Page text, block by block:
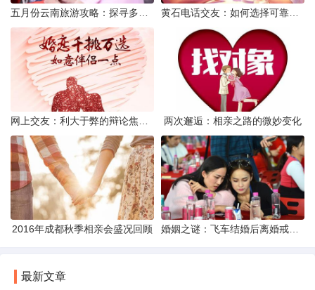
两次邂逅：相亲之路的微妙变化
2016年成都秋季相亲会盛况回顾
最新文章